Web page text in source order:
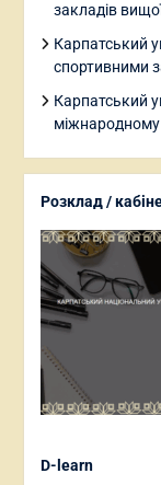
закладів
Карпатський
спортивними
Карпатський
міжнародному
Розклад /
D-learn